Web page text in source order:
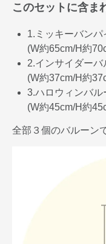
このセットに含ま
1.ミッキーバンパ
(W約65cm/H約
2.インサイダーバ
(W約37cm/H約
3.ハロウィンバル
(W約45cm/H約
全部３個のバルーン